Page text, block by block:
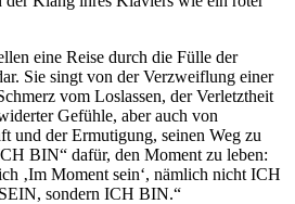
eine Reise durch die Fülle der
Sie singt von der Verzweiflung einer
vom Loslassen, der Verletztheit
Gefühle, aber auch von
und der Ermutigung, seinen Weg zu
BIN“ dafür, den Moment zu leben:
‚Im Moment sein‘, nämlich nicht ICH
sondern ICH BIN.“